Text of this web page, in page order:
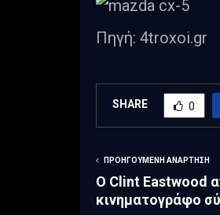
Πηγή: 4troxoi.gr
SHARE 0
ΠΡΟΗΓΟΎΜΕΝΗ ΑΝΆΡΤΗΣΗ
Ο Clint Eastwood
κινηματογράφο